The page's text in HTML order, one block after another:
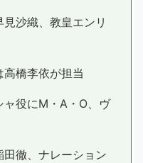
沙織、教皇エンリ
橋李依が担当
役にM・A・O、ヴ
徹、ナレーション